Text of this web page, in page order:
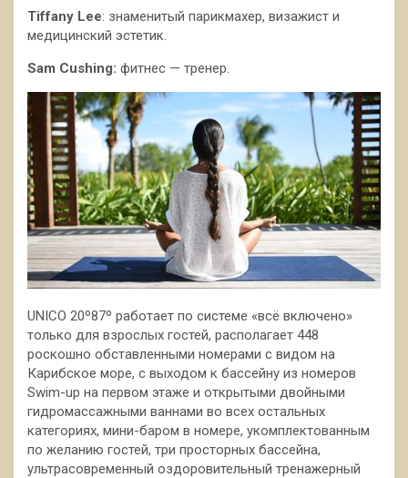
Tiffany Lee: знаменитый парикмахер, визажист и
медицинский эстетик.
Sam Cushing: фитнес — тренер.
UNICO 20º87º работает по системе «всё включено»
только для взрослых гостей, располагает 448
роскошно обставленными номерами с видом на
Карибское море, с выходом к бассейну из номеров
Swim-up на первом этаже и открытыми двойными
гидромассажными ваннами во всех остальных
категориях, мини-баром в номере, укомплектованным
по желанию гостей, три просторных бассейна,
ультрасовременный оздоровительный тренажерный